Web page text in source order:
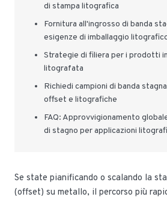
di stampa litografica
Fornitura all'ingrosso di banda
esigenze di imballaggio
Strategie di filiera per i prodotti
litografata
Richiedi campioni di banda
offset e litografiche
FAQ: Approvvigionamento
di stagno per applicazioni
Se state pianificando o scalando la
(offset) su metallo, il percorso più